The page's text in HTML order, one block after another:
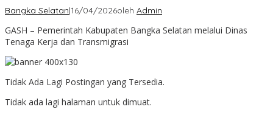
Bangka Selatan|16/04/2026oleh Admin
GASH – Pemerintah Kabupaten Bangka Selatan melalui Dinas
Tenaga Kerja dan Transmigrasi
Tidak Ada Lagi Postingan yang Tersedia.
Tidak ada lagi halaman untuk dimuat.